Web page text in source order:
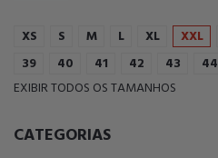
XS S M L XL XXL
39
40 41 42 43 44
EXIBIR TODOS OS TAMANHOS
CATEGORIAS